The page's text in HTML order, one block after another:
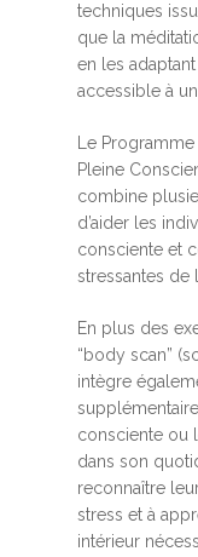
techniques
que la
en les
accessible à
Le
Pleine
combine
d’aider les
consciente et
stressantes de
En plus des
“body scan”
intègre
consciente ou
dans son
reconnaître
stress et à
intérieur